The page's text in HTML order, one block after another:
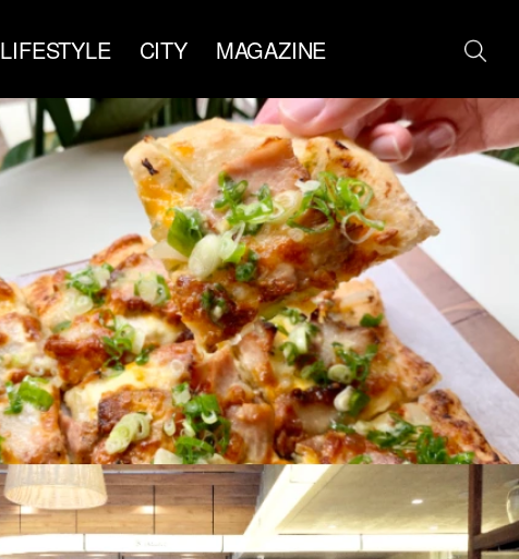
LIFESTYLE CITY MAGAZINE